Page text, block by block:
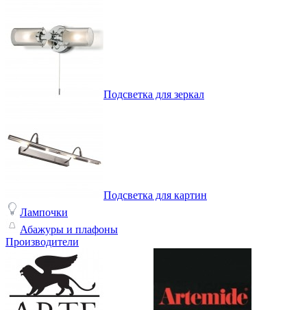
Подсветка для зеркал
Подсветка для картин
Лампочки
Абажуры и плафоны
Производители